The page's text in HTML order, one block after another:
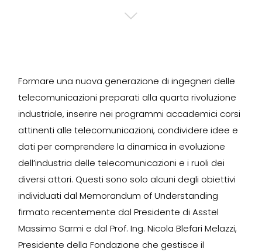
Formare una nuova generazione di ingegneri delle
telecomunicazioni preparati alla quarta rivoluzione
industriale, inserire nei programmi accademici corsi
attinenti alle telecomunicazioni, condividere idee e
dati per comprendere la dinamica in evoluzione
dell’industria delle telecomunicazioni e i ruoli dei
diversi attori. Questi sono solo alcuni degli obiettivi
individuati dal Memorandum of Understanding
firmato recentemente dal Presidente di Asstel
Massimo Sarmi e dal Prof. Ing. Nicola Blefari Melazzi,
Presidente della Fondazione che gestisce il